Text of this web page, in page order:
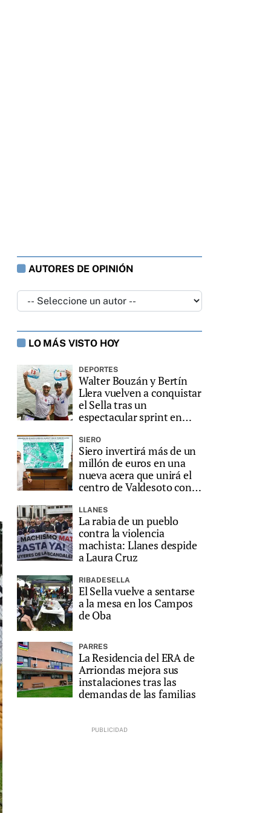
AUTORES DE OPINIÓN
LO MÁS VISTO HOY
DEPORTES
Walter Bouzán y Bertín
Llera vuelven a conquistar
el Sella tras un
espectacular sprint en
SIERO
Siero invertirá más de un
millón de euros en una
nueva acera que unirá el
centro de Valdesoto con
LLANES
La rabia de un pueblo
contra la violencia
machista: Llanes despide
a Laura Cruz
RIBADESELLA
El Sella vuelve a sentarse
a la mesa en los Campos
de Oba
PARRES
La Residencia del ERA de
Arriondas mejora sus
instalaciones tras las
demandas de las familias